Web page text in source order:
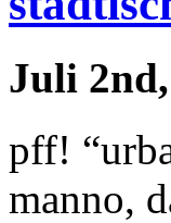
Juli
pff!
manno,